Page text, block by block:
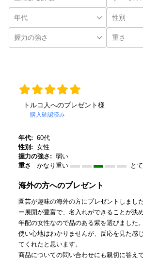
トルコ人へのプレゼント様
購入確認済み
年代: 60代
性別: 女性
握力の強さ: 弱い
重さ
かなり重い と
海外の方へのプレゼント
園芸が趣味の海外の方にプレゼントしまし
ー展開が豊富で、名入れができることが決
年配の女性なので品のある紫を選びました。
使い心地はわかりませんが、反応を見た感
てくれたと思います。
商品についての問い合わせにも親切に答え